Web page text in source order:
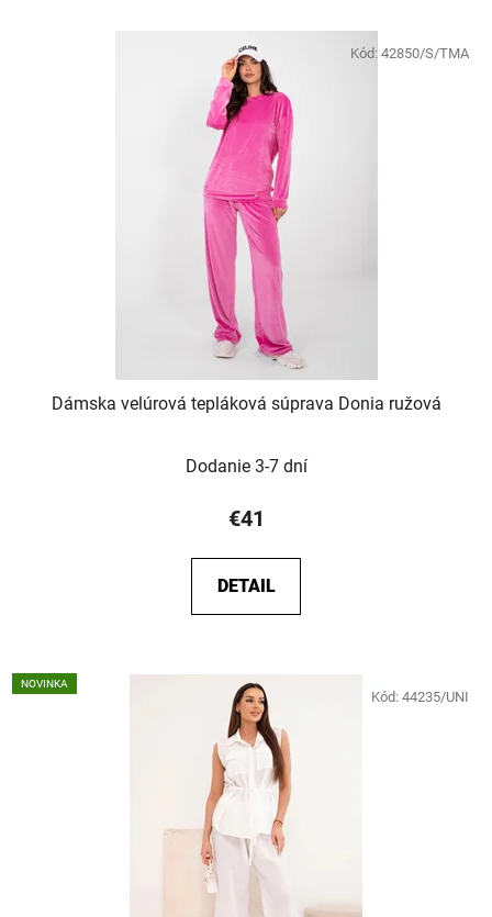
Dámska velúrová tepláková súprava Donia ružová
Dodanie 3-7 dní
€41
DETAIL
Kód: 42850/S/TMA
NOVINKA
Kód: 44235/UNI